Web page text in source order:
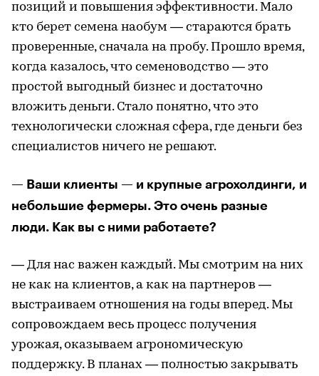
позиций и повышения эффективности. Мало
кто берет семена наобум — стараются брать
проверенные, сначала на пробу. Прошло время,
когда казалось, что семеноводство — это
простой выгодный бизнес и достаточно
вложить деньги. Стало понятно, что это
технологически сложная сфера, где деньги без
специалистов ничего не решают.
— Ваши клиенты — и крупные агрохолдинги, и
небольшие фермеры. Это очень разные
люди. Как вы с ними работаете?
— Для нас важен каждый. Мы смотрим на них
не как на клиентов, а как на партнеров —
выстраиваем отношения на годы вперед. Мы
сопровождаем весь процесс получения
урожая, оказываем агрономическую
поддержку. В планах — полностью закрывать